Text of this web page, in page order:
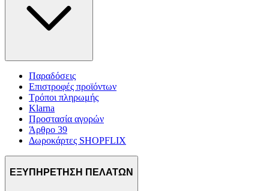
Παραδόσεις
Επιστροφές προϊόντων
Τρόποι πληρωμής
Klarna
Προστασία αγορών
Άρθρο 39
Δωροκάρτες SHOPFLIX
ΕΞΥΠΗΡΕΤΗΣΗ ΠΕΛΑΤΩΝ